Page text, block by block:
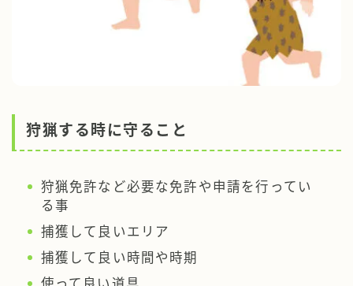
狩猟する時に守ること
狩猟免許など必要な免許や申請を行ってい
る事
捕獲して良いエリア
捕獲して良い時間や時期